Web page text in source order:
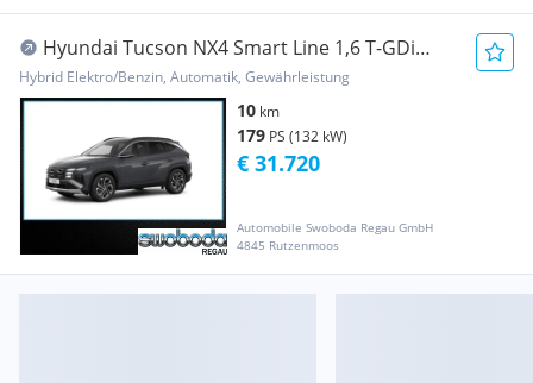
Hyundai Tucson NX4 Smart Line 1,6 T-GDi
PHEV 2WD t7ps1-P20
Hybrid Elektro/Benzin, Automatik, Gewährleistung
10 km
179 PS (132 kW)
Automobile Swoboda Regau GmbH
4845 Rutzenmoos
€ 31.720